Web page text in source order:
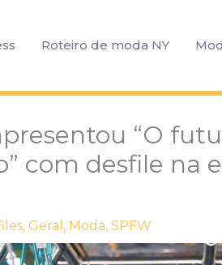
Roteiro de moda NY
“O
com desfile na
, Geral , Moda, SPFW